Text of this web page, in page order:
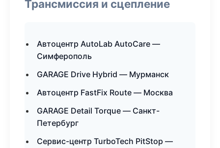
Трансмиссия и сцепление
Автоцентр AutoLab AutoCare —
Симферополь
GARAGE Drive Hybrid — Мурманск
Автоцентр FastFix Route — Москва
GARAGE Detail Torque — Санкт-
Петербург
Сервис-центр TurboTech PitStop —